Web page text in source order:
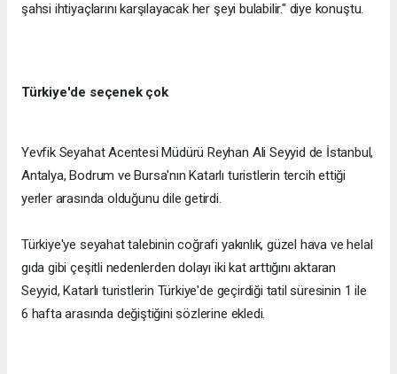
şahsi ihtiyaçlarını karşılayacak her şeyi bulabilir." diye konuştu.
Türkiye'de seçenek çok
Yevfik Seyahat Acentesi Müdürü Reyhan Ali Seyyid de İstanbul,
Antalya, Bodrum ve Bursa'nın Katarlı turistlerin tercih ettiği
yerler arasında olduğunu dile getirdi.
Türkiye'ye seyahat talebinin coğrafi yakınlık, güzel hava ve helal
gıda gibi çeşitli nedenlerden dolayı iki kat arttığını aktaran
Seyyid, Katarlı turistlerin Türkiye'de geçirdiği tatil süresinin 1 ile
6 hafta arasında değiştiğini sözlerine ekledi.